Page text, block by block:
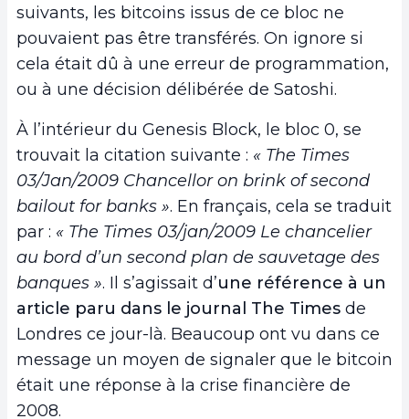
suivants, les bitcoins issus de ce bloc ne
pouvaient pas être transférés. On ignore si
cela était dû à une erreur de programmation,
ou à une décision délibérée de Satoshi.
À l’intérieur du Genesis Block, le bloc 0, se
trouvait la citation suivante : « The Times
03/Jan/2009 Chancellor on brink of second
bailout for banks ». En français, cela se traduit
par : « The Times 03/jan/2009 Le chancelier
au bord d’un second plan de sauvetage des
banques ». Il s’agissait d’une référence à un
article paru dans le journal The Times de
Londres ce jour-là. Beaucoup ont vu dans ce
message un moyen de signaler que le bitcoin
était une réponse à la crise financière de
2008.